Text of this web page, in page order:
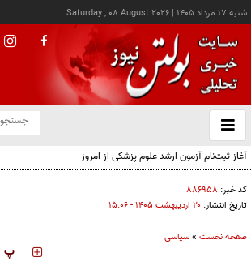
شنبه ۱۷ مرداد ۱۴۰۵ |
Saturday , 08 August 2026
باز
و
کد خبر: ۸۸۶۹۵۸
تاریخ انتشار: ۲۰ ارديبهشت ۱۴۰۵ - ۱۵:۰۶
صفحه نخست »سیاسی
‍‍‍ پ